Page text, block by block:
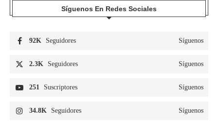
Síguenos En Redes Sociales
92K Seguidores Síguenos
2.3K Seguidores Síguenos
251 Suscriptores Síguenos
34.8K Seguidores Síguenos